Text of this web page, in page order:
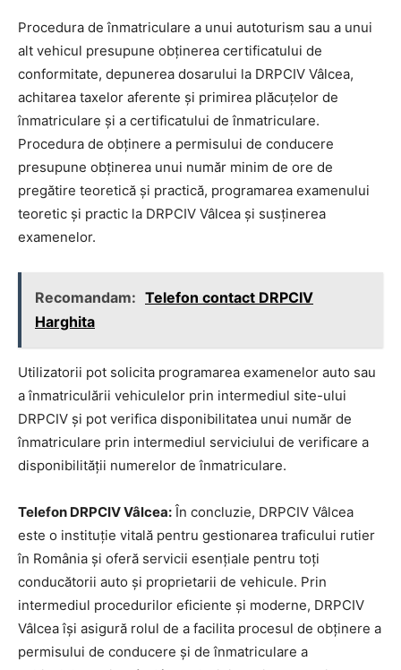
Procedura de înmatriculare a unui autoturism sau a unui
alt vehicul presupune obținerea certificatului de
conformitate, depunerea dosarului la DRPCIV Vâlcea,
achitarea taxelor aferente și primirea plăcuțelor de
înmatriculare și a certificatului de înmatriculare.
Procedura de obținere a permisului de conducere
presupune obținerea unui număr minim de ore de
pregătire teoretică și practică, programarea examenului
teoretic și practic la DRPCIV Vâlcea și susținerea
examenelor.
Recomandam: Telefon contact DRPCIV
Harghita
Utilizatorii pot solicita programarea examenelor auto sau
a înmatriculării vehiculelor prin intermediul site-ului
DRPCIV și pot verifica disponibilitatea unui număr de
înmatriculare prin intermediul serviciului de verificare a
disponibilității numerelor de înmatriculare.
Telefon DRPCIV Vâlcea: În concluzie, DRPCIV Vâlcea
este o instituție vitală pentru gestionarea traficului rutier
în România și oferă servicii esențiale pentru toți
conducătorii auto și proprietarii de vehicule. Prin
intermediul procedurilor eficiente și moderne, DRPCIV
Vâlcea își asigură rolul de a facilita procesul de obținere a
permisului de conducere și de înmatriculare a